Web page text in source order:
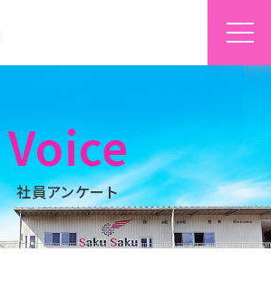
Voice
社員アンケート